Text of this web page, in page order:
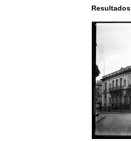
Resultados